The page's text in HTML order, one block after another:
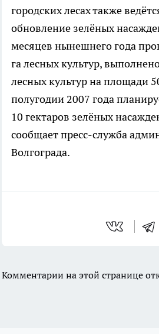
городских лесах также
обновление зелёных
месяцев нынешнего года
га лесных культур,
лесных культур на площади
полугодии 2007 года
10 гектаров зелёных
сообщает пресс-служба
Волгограда.
Комментарии на этой странице